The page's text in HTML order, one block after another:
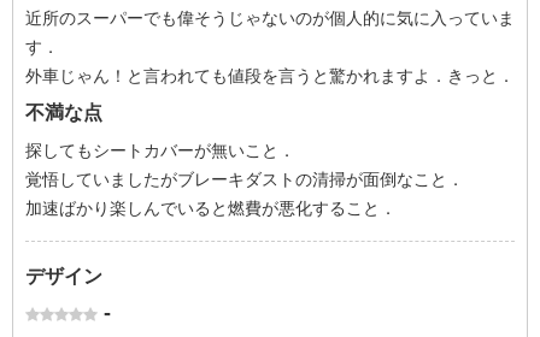
近所のスーパーでも偉そうじゃないのが個人的に気に入っていま
す．
外車じゃん！と言われても値段を言うと驚かれますよ．きっと．
不満な点
探してもシートカバーが無いこと．
覚悟していましたがブレーキダストの清掃が面倒なこと．
加速ばかり楽しんでいると燃費が悪化すること．
デザイン
-